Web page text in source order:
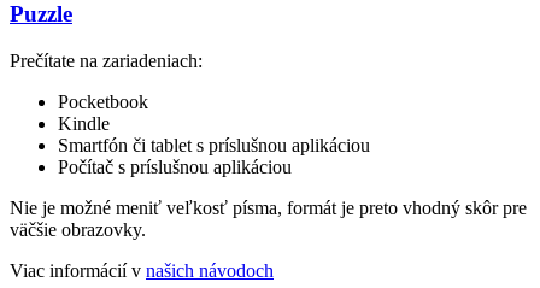
Puzzle
Prečítate na zariadeniach:
Pocketbook
Kindle
Smartfón či tablet s príslušnou aplikáciou
Počítač s príslušnou aplikáciou
Nie je možné meniť veľkosť písma, formát je preto vhodný skôr pre
väčšie obrazovky.
Viac informácií v našich návodoch